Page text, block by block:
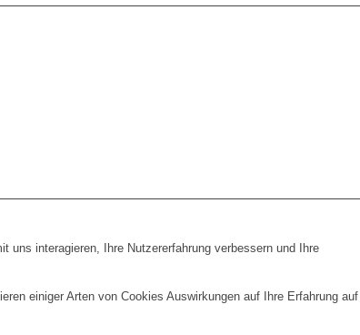
uns interagieren, Ihre Nutzererfahrung verbessern und Ihre
einiger Arten von Cookies Auswirkungen auf Ihre Erfahrung auf